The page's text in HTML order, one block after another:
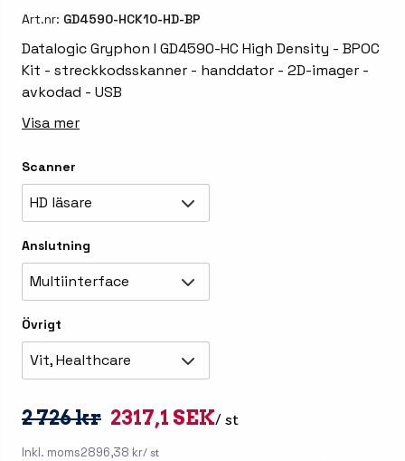
Art.nr: GD4590-HCK10-HD-BP
Datalogic Gryphon I GD4590-HC High Density - BPOC
Kit - streckkodsskanner - handdator - 2D-imager -
avkodad - USB
Visa mer
Scanner
HD läsare
Anslutning
Multiinterface
Övrigt
Vit, Healthcare
2 726 kr 2317,1 SEK/ st
Inkl. moms2896,38 kr/ st